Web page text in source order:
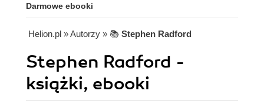
Darmowe ebooki
Helion.pl » Autorzy » 📚 Stephen Radford
Stephen Radford -
książki, ebooki